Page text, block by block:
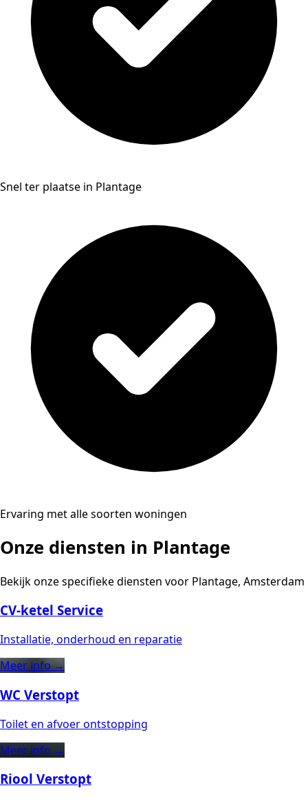
Snel ter plaatse in Plantage
Ervaring met alle soorten woningen
Onze diensten in Plantage
Bekijk onze specifieke diensten voor Plantage, Amsterdam
CV-ketel Service
Installatie, onderhoud en reparatie
Meer info →
WC Verstopt
Toilet en afvoer ontstopping
Meer info →
Riool Verstopt